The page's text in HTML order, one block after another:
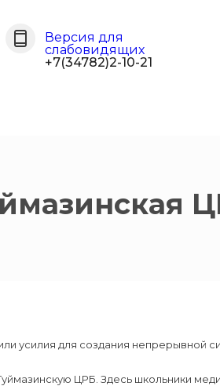
Версия для
слабовидящих
+7(34782)2-10-21
усилия для создания непрерывной
ЦРБ. Здесь школьники